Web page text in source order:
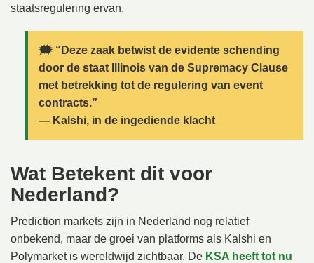
staatsregulering ervan.
🗯️ “Deze zaak betwist de evidente schending
door de staat Illinois van de Supremacy Clause
met betrekking tot de regulering van event
contracts.”
— Kalshi, in de ingediende klacht
Wat Betekent dit voor
Nederland?
Prediction markets zijn in Nederland nog relatief
onbekend, maar de groei van platforms als Kalshi en
Polymarket is wereldwijd zichtbaar. De KSA heeft tot nu